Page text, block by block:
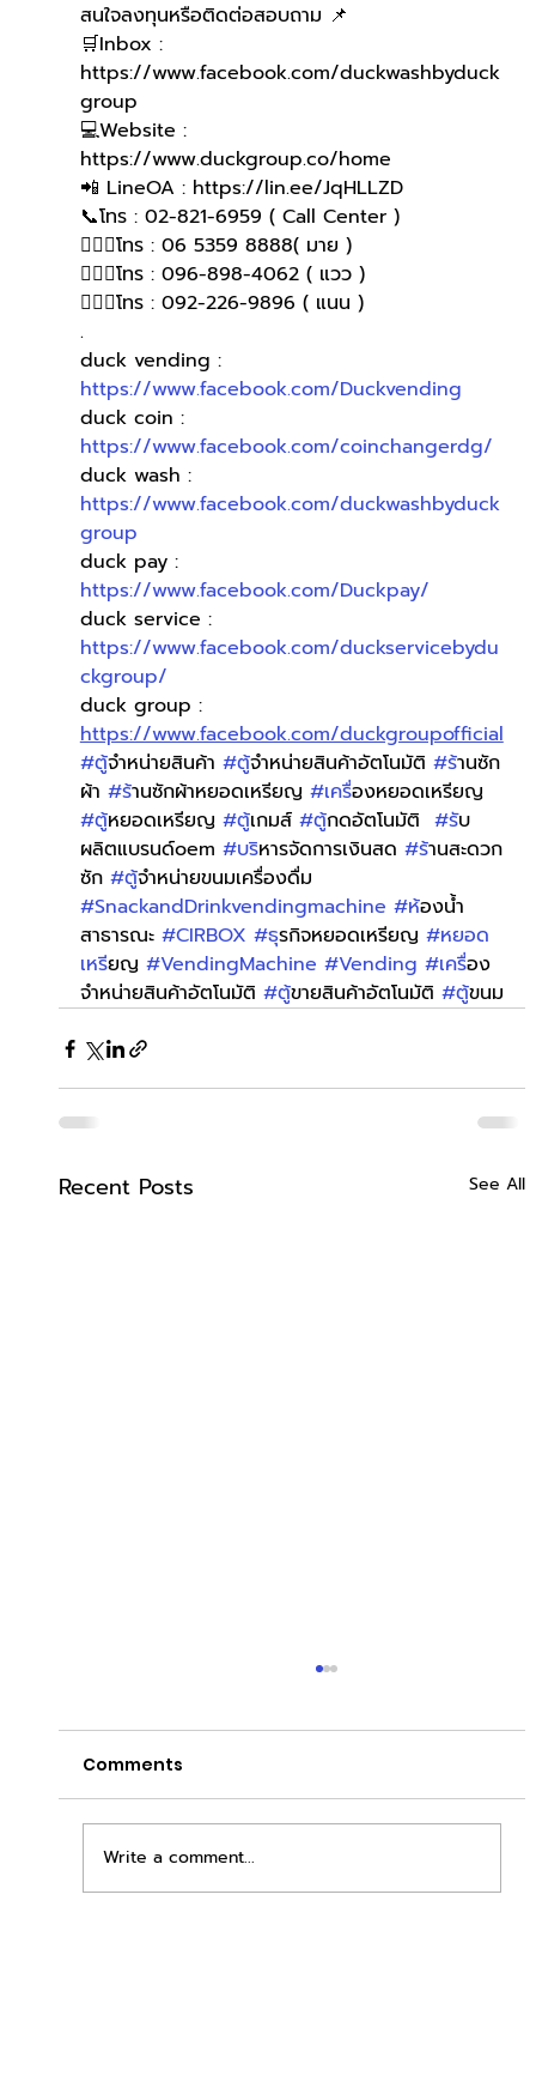
สนใจลงทุนหรือติดต่อสอบถาม 📌
🛒Inbox :
https://www.facebook.com/duckwashbyduck
group
💻Website :
https://www.duckgroup.co/home
📲 LineOA : https://lin.ee/JqHLLZD
📞โทร : 02-821-6959 ( Call Center )
🙋🏻‍♀️โทร : 06 5359 8888( มาย )
🙋🏻‍♀โทร : 096-898-4062 ( แวว )
🙋🏻‍♀️โทร : 092-226-9896 ( แนน )
.
duck vending :
https://www.facebook.com/Duckvending
duck coin :
https://www.facebook.com/coinchangerdg/
duck wash :
https://www.facebook.com/duckwashbyduck
group
duck pay :
https://www.facebook.com/Duckpay/
duck service :
https://www.facebook.com/duckservicebydu
ckgroup/
duck group :
https://www.facebook.com/duckgroupofficial
#ตู้จำหน่ายสินค้า #ตู้จำหน่ายสินค้าอัตโนมัติ #ร้านซัก
ผ้า #ร้านซักผ้าหยอดเหรียญ #เครื่องหยอดเหรียญ
#ตู้หยอดเหรียญ #ตู้เกมส์ #ตู้กดอัตโนมัติ #รับ
ผลิตแบรนด์oem #บริหารจัดการเงินสด #ร้านสะดวก
ซัก #ตู้จำหน่ายขนมเครื่องดื่ม
#SnackandDrinkvendingmachine #ห้องน้ำ
สาธารณะ #CIRBOX #ธุรกิจหยอดเหรียญ #หยอด
เหรียญ #VendingMachine #Vending #เครื่อง
จำหน่ายสินค้าอัตโนมัติ #ตู้ขายสินค้าอัตโนมัติ #ตู้ขนม
Recent Posts See All
Comments
Write a comment...